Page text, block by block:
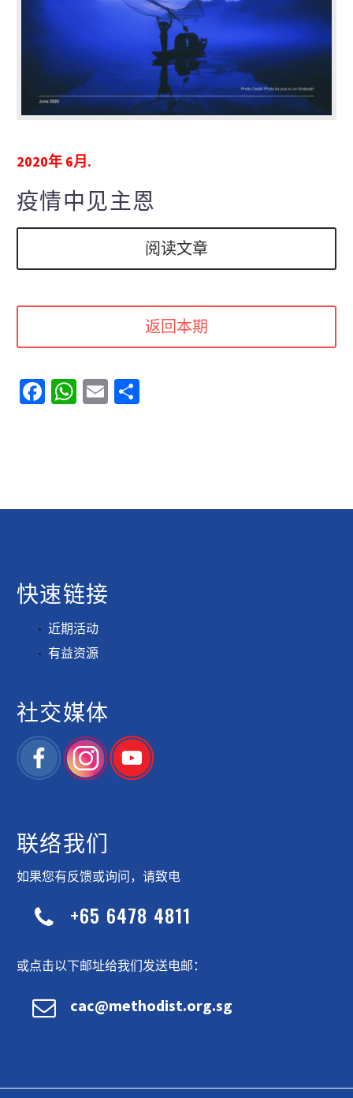
2020年 6月.
疫情中见主恩
阅读文章
返回本期
Facebook
WhatsApp
Email
快速链接
近期活动
有益资源
社交媒体
联络我们
如果您有反馈或询问，请致电

 +65 6478 4811
或点击以下邮址给我们发送电邮：

 cac@methodist.org.sg